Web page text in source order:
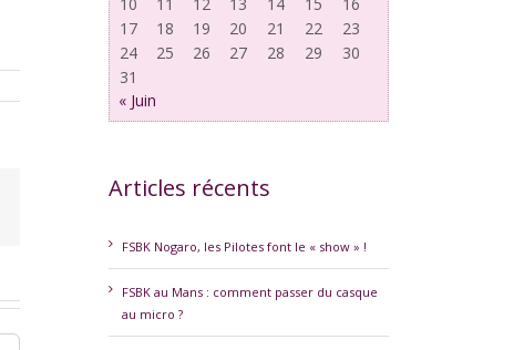
17
18 19 20 21 22
23
24
25 26 27 28 29
30
31
« Juin
Articles récents
FSBK Nogaro, les Pilotes font le « show » !
FSBK au Mans : comment passer du casque
au micro ?